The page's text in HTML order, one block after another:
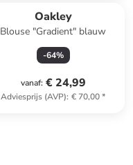
Oakley
Blouse "Gradient" blauw
-64%
vanaf: € 24,99
Adviesprijs (AVP): € 70,00*